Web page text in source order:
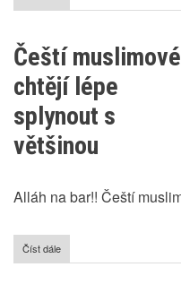
Neztrácejte
za
Čeští muslimové
chtějí lépe
splynout s
většinou
Alláh na bar!! Čeští
Číst dále
Čeští